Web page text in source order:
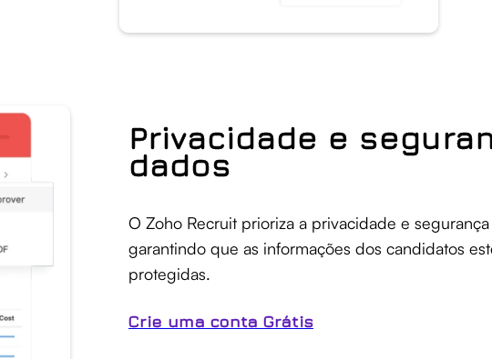
Privacidade e
dados
O Zoho Recruit prioriza a privacidade e
garantindo que as informações dos candidatos
protegidas.
Crie uma conta Grátis